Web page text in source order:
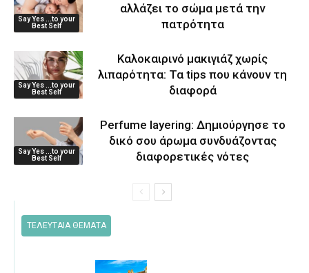
Say Yes ...to your
Best Self
αλλάζει το σώμα μετά την
πατρότητα
Say Yes ...to your
Best Self
Καλοκαιρινό μακιγιάζ χωρίς
λιπαρότητα: Τα tips που κάνουν τη
διαφορά
Say Yes ...to your
Best Self
Perfume layering: Δημιούργησε το
δικό σου άρωμα συνδυάζοντας
διαφορετικές νότες
ΤΕΛΕΥΤΑΙΑ ΘΕΜΑΤΑ